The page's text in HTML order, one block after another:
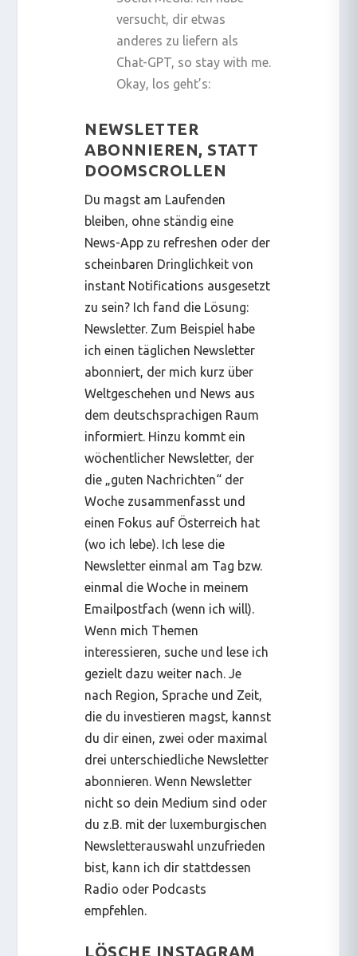
versucht, dir etwas
anderes zu liefern als
Chat-GPT, so stay with me
Okay, los geht’s:
NEWSLETTER
ABONNIEREN, STATT
DOOMSCROLLEN
Du magst am Laufenden
bleiben, ohne ständig eine
News-App zu refreshen oder der
scheinbaren Dringlichkeit von
instant Notifications ausgesetzt
zu sein? Ich fand die Lösung:
Newsletter. Zum Beispiel habe
ich einen täglichen Newsletter
abonniert, der mich kurz über
Weltgeschehen und News aus
dem deutschsprachigen Raum
informiert. Hinzu kommt ein
wöchentlicher Newsletter, der
die „guten Nachrichten“ der
Woche zusammenfasst und
einen Fokus auf Österreich hat
(wo ich lebe). Ich lese die
Newsletter einmal am Tag bzw.
einmal die Woche in meinem
Emailpostfach (wenn ich will).
Wenn mich Themen
interessieren, suche und lese ich
gezielt dazu weiter nach. Je
nach Region, Sprache und Zeit,
die du investieren magst, kannst
du dir einen, zwei oder maximal
drei unterschiedliche Newsletter
abonnieren. Wenn Newsletter
nicht so dein Medium sind oder
du z.B. mit der luxemburgischen
Newsletterauswahl unzufrieden
bist, kann ich dir stattdessen
Radio oder Podcasts
empfehlen.
LÖSCHE INSTAGRAM